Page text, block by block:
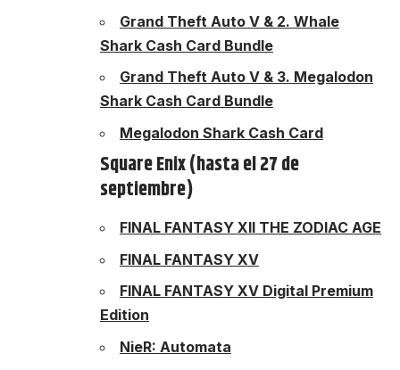
Grand Theft Auto V & 2. Whale
Shark Cash Card Bundle
Grand Theft Auto V & 3. Megalodon
Shark Cash Card Bundle
Megalodon Shark Cash Card
Square Enix (hasta el 27 de
septiembre)
FINAL FANTASY XII THE ZODIAC AGE
FINAL FANTASY XV
FINAL FANTASY XV Digital Premium
Edition
NieR: Automata